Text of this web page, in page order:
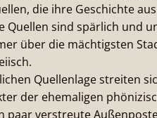
die ihre Geschichte
Quellen sind spärlich und
über die mächtigsten
Quellenlage streiten
der ehemaligen
paar verstreute